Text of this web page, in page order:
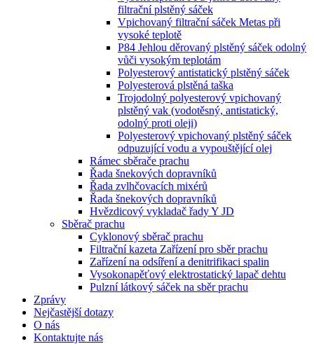
filtrační plstěný sáček
Vpichovaný filtrační sáček Metas při
vysoké teplotě
P84 Jehlou děrovaný plstěný sáček odolný
vůči vysokým teplotám
Polyesterový antistatický plstěný sáček
Polyesterová plstěná taška
Trojodolný polyesterový vpichovaný
plstěný vak (vodotěsný, antistatický,
odolný proti oleji)
Polyesterový vpichovaný plstěný sáček
odpuzující vodu a vypouštějící olej
Rámec sběrače prachu
Řada šnekových dopravníků
Řada zvlhčovacích mixérů
Řada šnekových dopravníků
Hvězdicový vykladač řady Y JD
Sběrač prachu
Cyklonový sběrač prachu
Filtrační kazeta Zařízení pro sběr prachu
Zařízení na odsíření a denitrifikaci spalin
Vysokonapěťový elektrostatický lapač dehtu
Pulzní látkový sáček na sběr prachu
Zprávy
Nejčastější dotazy
O nás
Kontaktujte nás